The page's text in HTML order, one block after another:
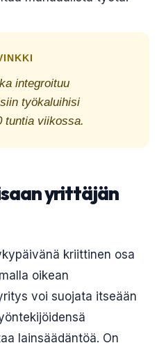
integroituu
työkaluihisi
tuntia viikossa.
yrittäjän
kriittinen osa
oikean
voi suojata itseään
lainsäädäntöä. On